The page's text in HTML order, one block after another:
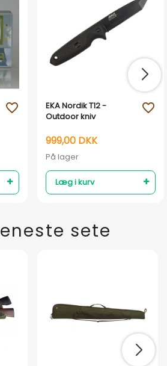
favorite_outline
EKA Nordik T12 -
Outdoor kniv
999,00 DKK
På lager
Læg i kurv
favorite_outline
sete